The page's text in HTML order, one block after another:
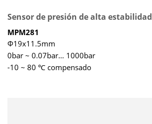
Sensor de presión de alta estabilidad
MPM281
Φ19x11.5mm
0bar ~ 0.07bar… 1000bar
-10 ~ 80 ℃ compensado